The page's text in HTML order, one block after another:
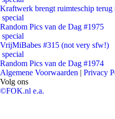
Kraftwerk brengt ruimteschip terug
special
Random Pics van de Dag #1975
special
VrijMiBabes #315 (not very sfw!)
special
Random Pics van de Dag #1974
Algemene Voorwaarden | Privacy
Volg ons
©FOK.nl e.a.